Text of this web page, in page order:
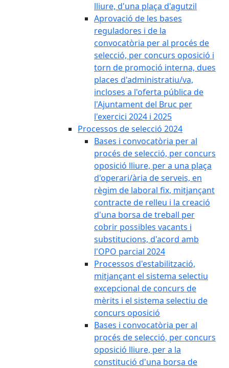
lliure, d'una plaça d'agutzil
Aprovació de les bases
reguladores i de la
convocatòria per al procés de
selecció, per concurs oposició i
torn de promoció interna, dues
places d'administratiu/va,
incloses a l'oferta pública de
l'Ajuntament del Bruc per
l'exercici 2024 i 2025
Processos de selecció 2024
Bases i convocatòria per al
procés de selecció, per concurs
oposició lliure, per a una plaça
d'operari/ària de serveis, en
règim de laboral fix, mitjançant
contracte de relleu i la creació
d'una borsa de treball per
cobrir possibles vacants i
substitucions, d'acord amb
l'OPO parcial 2024
Processos d'estabilització,
mitjançant el sistema selectiu
excepcional de concurs de
mèrits i el sistema selectiu de
concurs oposició
Bases i convocatòria per al
procés de selecció, per concurs
oposició lliure, per a la
constitució d'una borsa de